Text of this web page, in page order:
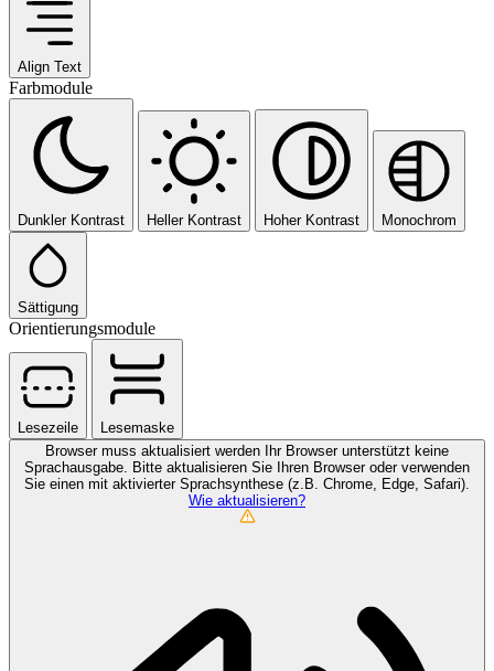
Align Text
Farbmodule
Dunkler Kontrast Heller Kontrast Hoher Kontrast Monochrom
Sättigung
Orientierungsmodule
Lesezeile
Lesemaske
Browser muss aktualisiert werden Ihr Browser unterstützt keine
Sprachausgabe. Bitte aktualisieren Sie Ihren Browser oder verwenden
Sie einen mit aktivierter Sprachsynthese (z.B. Chrome, Edge, Safari).
Wie aktualisieren?